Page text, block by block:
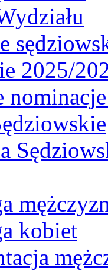
2025/
kobiet